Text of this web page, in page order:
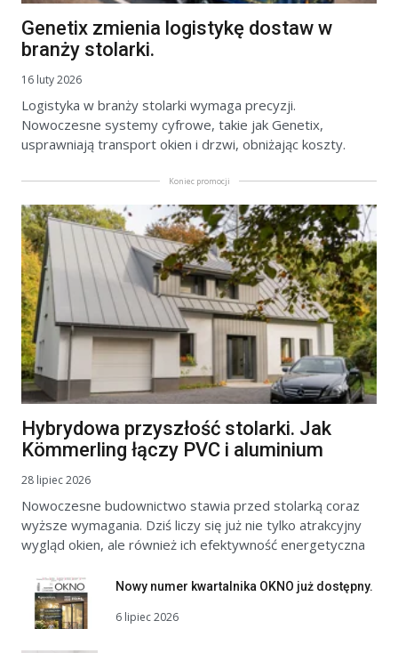
Genetix zmienia logistykę dostaw w
branży stolarki.
16 luty 2026
Logistyka w branży stolarki wymaga precyzji.
Nowoczesne systemy cyfrowe, takie jak Genetix,
usprawniają transport okien i drzwi, obniżając koszty.
Koniec promocji
Hybrydowa przyszłość stolarki. Jak
Kömmerling łączy PVC i aluminium
28 lipiec 2026
Nowoczesne budownictwo stawia przed stolarką coraz
wyższe wymagania. Dziś liczy się już nie tylko atrakcyjny
wygląd okien, ale również ich efektywność energetyczna
Nowy numer kwartalnika OKNO już dostępny.
6 lipiec 2026